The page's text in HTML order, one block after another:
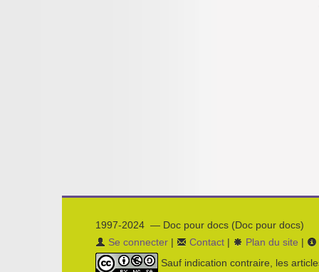
1997-2024 — Doc pour docs (Doc pour docs)
Se connecter| Contact| Plan du site |
Sauf indication contraire, les